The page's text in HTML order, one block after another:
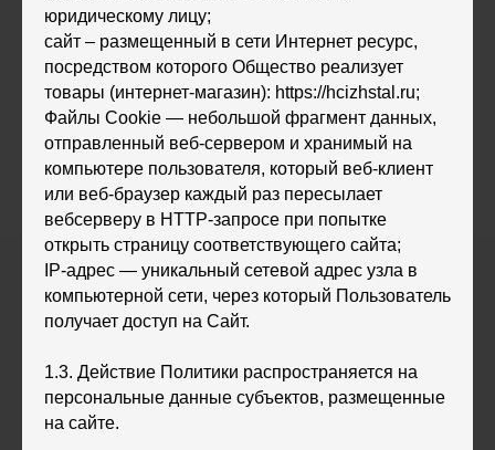
юридическому лицу;
сайт – размещенный в сети Интернет ресурс,
посредством которого Общество реализует
товары (интернет-магазин): https://hcizhstal.ru;
Файлы Cookie — небольшой фрагмент данных,
отправленный веб-сервером и хранимый на
компьютере пользователя, который веб-клиент
или веб-браузер каждый раз пересылает
вебсерверу в HTTP-запросе при попытке
открыть страницу соответствующего сайта;
IP-адрес — уникальный сетевой адрес узла в
компьютерной сети, через который Пользователь
получает доступ на Сайт.
1.3. Действие Политики распространяется на
персональные данные субъектов, размещенные
на сайте.